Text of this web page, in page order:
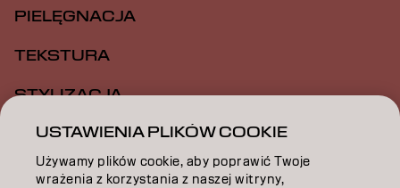
PIELĘGNACJA
TEKSTURA
STYLIZACJA
INSPIRACJA
EDUKACJA
USTAWIENIA PLIKÓW COOKIE
Używamy plików cookie, aby poprawić Twoje
wrażenia z korzystania z naszej witryny,